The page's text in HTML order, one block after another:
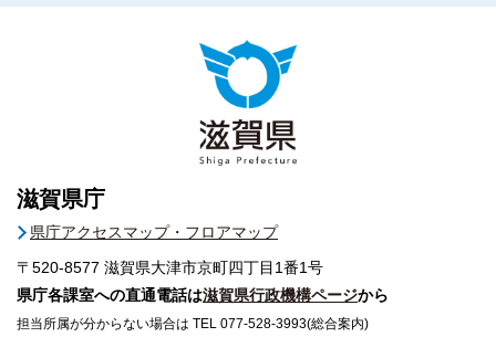
滋賀県庁
県庁アクセスマップ・フロアマップ
〒520-8577 滋賀県大津市京町四丁目1番1号
県庁各課室への直通電話は滋賀県行政機構ページから
担当所属が分からない場合は TEL 077-528-3993(総合案内)